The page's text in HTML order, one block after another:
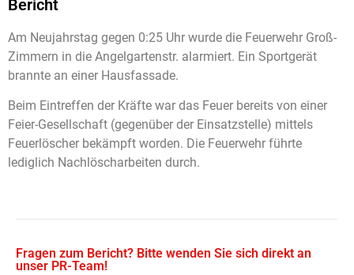
Bericht
Am Neujahrstag gegen 0:25 Uhr wurde die Feuerwehr Groß-
Zimmern in die Angelgartenstr. alarmiert. Ein Sportgerät
brannte an einer Hausfassade.
Beim Eintreffen der Kräfte war das Feuer bereits von einer
Feier-Gesellschaft (gegenüber der Einsatzstelle) mittels
Feuerlöscher bekämpft worden. Die Feuerwehr führte
lediglich Nachlöscharbeiten durch.
Fragen zum Bericht? Bitte wenden Sie sich direkt an
unser PR-Team!